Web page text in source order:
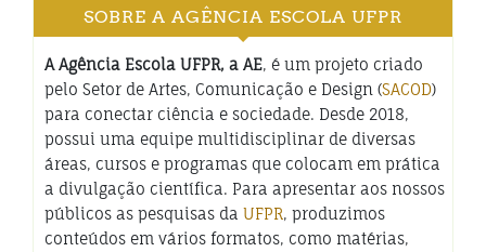
SOBRE A AGÊNCIA ESCOLA UFPR
A Agência Escola UFPR, a AE, é um projeto criado
pelo Setor de Artes, Comunicação e Design (SACOD)
para conectar ciência e sociedade. Desde 2018,
possui uma equipe multidisciplinar de diversas
áreas, cursos e programas que colocam em prática
a divulgação científica. Para apresentar aos nossos
públicos as pesquisas da UFPR, produzimos
conteúdos em vários formatos, como matérias,